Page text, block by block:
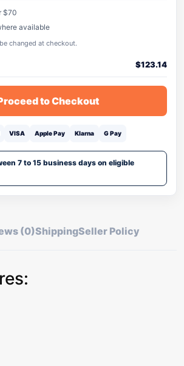
$70
available
changed at checkout.
$123.14
to Checkout
VISA Apple Pay Klarna G Pay
7 to 15 business days on eligible
(0)ShippingSeller Policy